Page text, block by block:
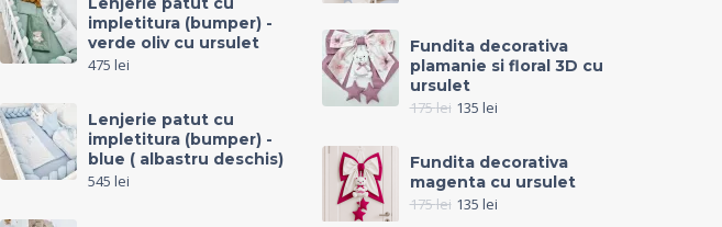
impletitura (bumper) -
verde oliv cu ursulet
475 lei
Lenjerie patut cu
impletitura (bumper) -
blue ( albastru deschis)
545 lei
Fundita decorativa
plamanie si floral 3D cu
ursulet
175lei 135 lei
Fundita decorativa
magenta cu ursulet
175lei 135 lei